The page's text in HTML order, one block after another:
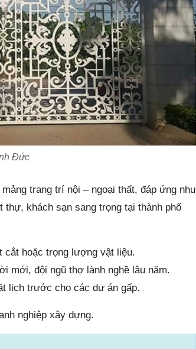
Đức
trang trí nội – ngoại thất, đáp ứng nhu
khách sạn sang trọng tại thành phố
cắt hoặc trọng lượng vật liệu.
mới, đội ngũ thợ lành nghề lâu năm.
lịch trước cho các dự án gấp.
nghiệp xây dựng.